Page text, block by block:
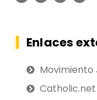
Enlaces
Movimiento